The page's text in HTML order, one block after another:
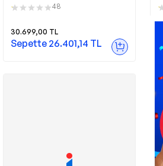
Makinesi
48
30.699,00 TL
Sepette 26.401,14 TL